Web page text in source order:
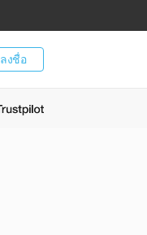
ลงชื่อ